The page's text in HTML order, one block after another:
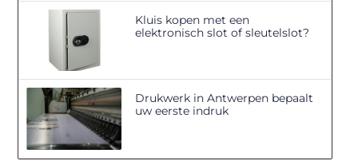
Kluis kopen met een
elektronisch slot of sleutelslot?
Drukwerk in Antwerpen bepaalt
uw eerste indruk